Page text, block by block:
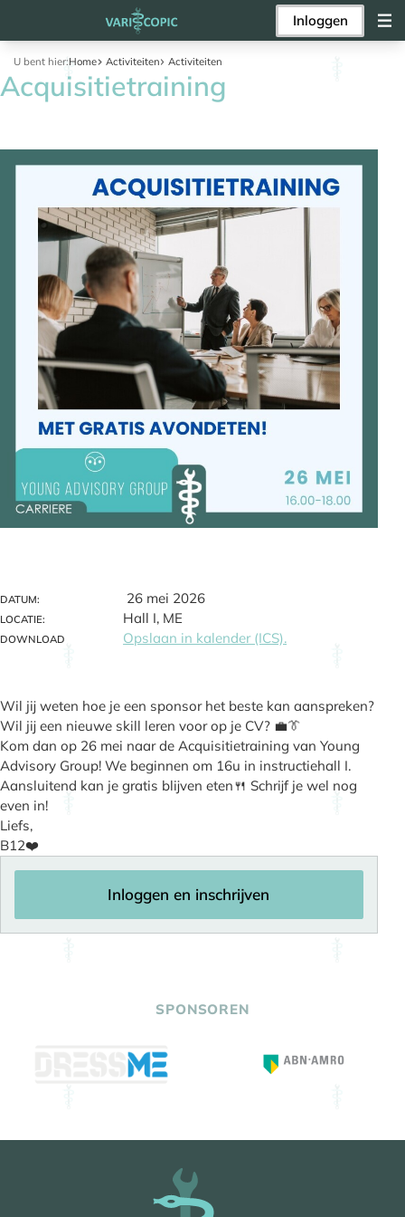
Inloggen
U bent hier:Home Activiteiten Activiteiten
Acquisitietraining
DATUM: 26 mei 2026
LOCATIE: Hall I, ME
DOWNLOAD Opslaan in kalender (ICS).
Wil jij weten hoe je een sponsor het beste kan aanspreken?
Wil jij een nieuwe skill leren voor op je CV? 💼👔
Kom dan op 26 mei naar de Acquisitietraining van Young
Advisory Group! We beginnen om 16u in instructiehall I.
Aansluitend kan je gratis blijven eten🍴 Schrijf je wel nog
even in!
Liefs,
B12❤️
Inloggen en inschrijven
SPONSOREN